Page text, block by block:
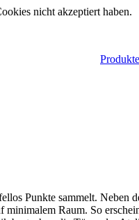
Produkte
nicht akzeptiert haben.
Punkte sammelt. Neben
Raum. So